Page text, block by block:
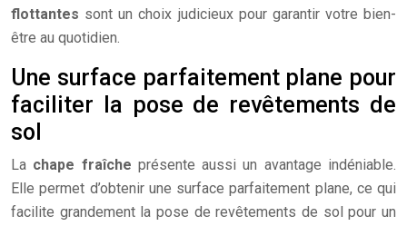
flottantes sont un choix judicieux pour garantir votre bien-
être au quotidien.
Une surface parfaitement plane pour
faciliter la pose de revêtements de
sol
La chape fraîche présente aussi un avantage indéniable.
Elle permet d’obtenir une surface parfaitement plane, ce qui
facilite grandement la pose de revêtements de sol pour un